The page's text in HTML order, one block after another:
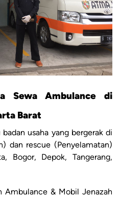
Sewa Ambulance di
Barat
usaha yang bergerak di
dan rescue (Penyelamatan)
Bogor, Depok, Tangerang,
Ambulance & Mobil Jenazah